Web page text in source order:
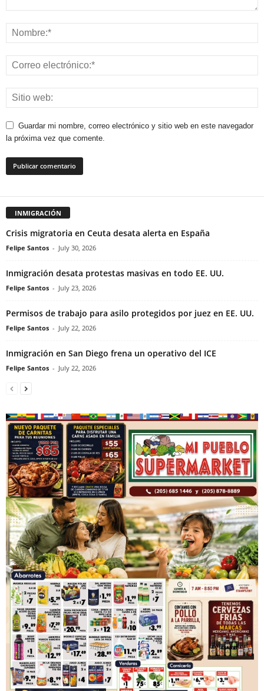
Guardar mi nombre, correo electrónico y sitio web en este navegador
la próxima vez que comente.
INMIGRACIÓN
Crisis migratoria en Ceuta desata alerta en España
Felipe Santos - July 30, 2026
Inmigración desata protestas masivas en todo EE. UU.
Felipe Santos - July 23, 2026
Permisos de trabajo para asilo protegidos por juez en EE. UU.
Felipe Santos - July 22, 2026
Inmigración en San Diego frena un operativo del ICE
Felipe Santos - July 22, 2026